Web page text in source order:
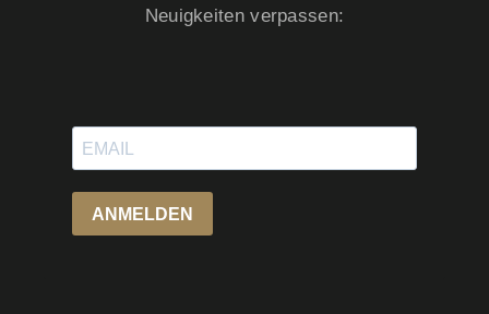
Neuigkeiten verpassen: